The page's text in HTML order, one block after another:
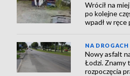
Wrócił na
po kolejne
wpadł w
NA DROGACH
Nowy asfalt
Łodzi. Znamy
rozpoczęcia